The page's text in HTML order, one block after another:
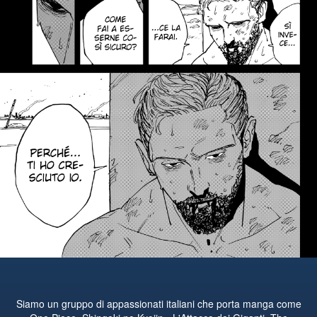
Siamo un gruppo di appassionati italiani che porta manga come